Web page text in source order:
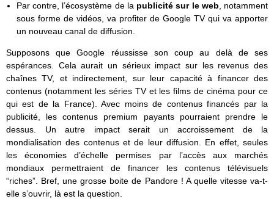
Par contre, l’écosystème de la publicité sur le web , notamment
sous forme de vidéos, va profiter de Google TV qui va apporter
un nouveau canal de diffusion.
Supposons que Google réussisse son coup au delà de ses
espérances. Cela aurait un sérieux impact sur les revenus des
chaînes TV, et indirectement, sur leur capacité à financer des
contenus (notamment les séries TV et les films de cinéma pour ce
qui est de la France). Avec moins de contenus financés par la
publicité, les contenus premium payants pourraient prendre le
dessus. Un autre impact serait un accroissement de la
mondialisation des contenus et de leur diffusion. En effet, seules
les économies d’échelle permises par l’accès aux marchés
mondiaux permettraient de financer les contenus télévisuels
“riches”. Bref, une grosse boite de Pandore ! A quelle vitesse va-t-
elle s’ouvrir, là est la question.